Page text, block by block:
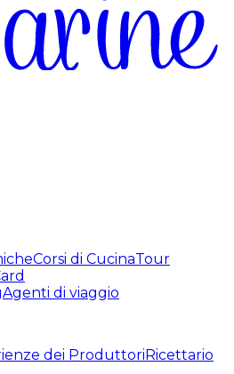
Corsi di CucinaTour
Agenti di viaggio
dei ProduttoriRicettario